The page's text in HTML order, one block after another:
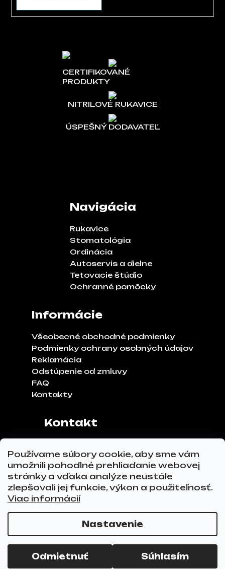
Používame súbory cookie, aby sme vám
umožnili pohodlné prehliadanie webovej
stránky a vďaka analýze neustále
zlepšovali jej funkcie, výkon a použiteľnosť.
Viac informácií
Nastavenie
Odmietnuť Súhlasím
CERTIFIKOVANÉ
PRODUKTY
NITRILOVÉ RUKAVICE
ÚSPEŠNÝ DODAVATEĽ
Navigácia
Rukavice
Stomatológia
Ordinácia
Autoservis a dielne
Tetovacie štúdio
Ochranné pomôcky
Informácie
Všeobecné obchodné podmienky
Podmienky ochrany osobných údajov
Reklamácia
Odstúpenie od zmluvy
FAQ
Kontakty
Kontakt
Hviezdoslavov
Tel.č.:0911 271 302
Email:info@glovez.sk
Vytvoril Shoptet Premium
Copyright 2026GLOVEZ.sk. Všetky práva
vyhradené.Upraviť nastavenie cookies